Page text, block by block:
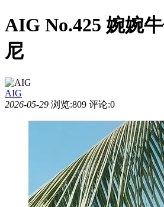
AIG No.425 婉婉
尼
AIG
2026-05-29 浏览:809 评论:0